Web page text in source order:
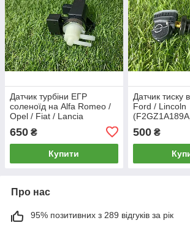
Датчик турбіни ЕГР
соленоїд на Alfa Romeo /
Opel / Fiat / Lancia
650 ₴
Купити
Датчик тиску
Ford / Lincoln
500₴
Про нас
95% позитивних з 289 відгуків за рік